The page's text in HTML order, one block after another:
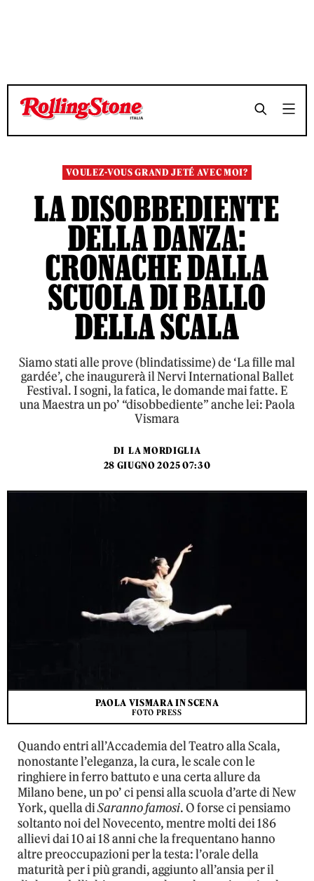
TEMPO DI LETTURA 10 MINUTI SHARE
TEMPO DI LETTURA 10 MINUTI SHARE
VOULEZ-VOUS GRAND JETÉ AVEC MOI?
LA DISOBBEDIENTE
DELLA DANZA:
CRONACHE DALLA
SCUOLA DI BALLO
DELLA SCALA
Siamo stati alle prove (blindatissime) de ‘La fille mal
gardée’, che inaugurerà il Nervi International Ballet
Festival. I sogni, la fatica, le domande mai fatte. E
una Maestra un po’ “disobbediente” anche lei: Paola
Vismara
DI LA MORDIGLIA
28 GIUGNO 2025 07:30
PAOLA VISMARA IN SCENA
FOTO PRESS
Quando entri all’Accademia del Teatro alla Scala,
nonostante l’eleganza, la cura, le scale con le
ringhiere in ferro battuto e una certa allure da
Milano bene, un po’ ci pensi alla scuola d’arte di New
York, quella diSaranno famosi. O forse ci pensiamo
soltanto noi del Novecento, mentre molti dei 186
allievi dai 10 ai 18 anni che la frequentano hanno
altre preoccupazioni per la testa: l’orale della
maturità per i più grandi, aggiunto all’ansia per il